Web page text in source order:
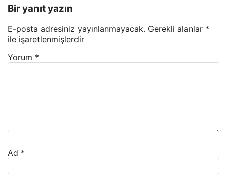
Bir yanıt yazın
E-posta adresiniz yayınlanmayacak. Gerekli alanlar *
ile işaretlenmişlerdir
Yorum *
Ad *